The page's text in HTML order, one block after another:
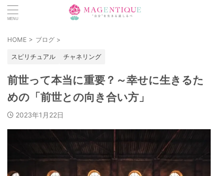
HOME > ブログ >
スピリチュアル チャネリング
前世って本当に重要？～幸せに生きるた
めの「前世との向き合い方」
2023年1月22日